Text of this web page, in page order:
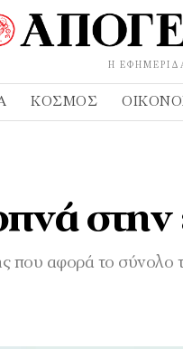
Η
ΚΌΣΜΟΣ
που αφορά το